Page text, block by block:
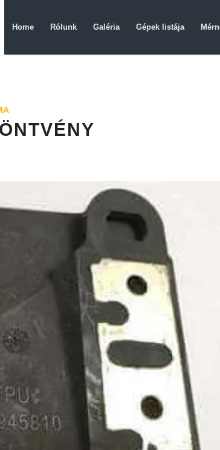
Home Rólunk Galéria Gépek listája